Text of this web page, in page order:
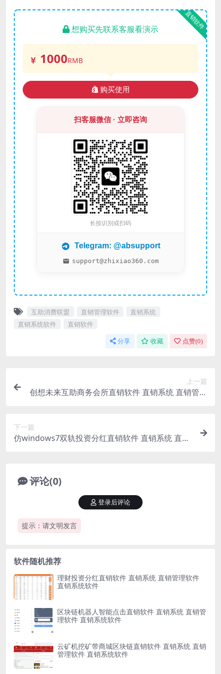
直销软件
想购买先联系客服看演示
1000RMB
购买使用
扫客服微信 · 立即咨询
长按识别或扫码
Telegram: @absupport
support@zhixiao360.com
互助消费联盟 直销管理软件
直销系统
直销系统软件
直销软件
分享 收藏 点赞(0)
上一篇
创想未来互助商务会所直销软件 直销系统 直销管理
下一篇
仿windows7双轨投资分红直销软件 直销系统 直销
评论(0)
提示：请文明发言
登录后评论
软件随机推荐
理财投资分红直销软件 直销系统 直销管理软件
直销系统软件
区块链机器人智能点击直销软件 直销系统 直销管
理软件 直销系统软件
云矿机挖矿带商城区块链直销软件 直销系统 直销
管理软件 直销系统软件